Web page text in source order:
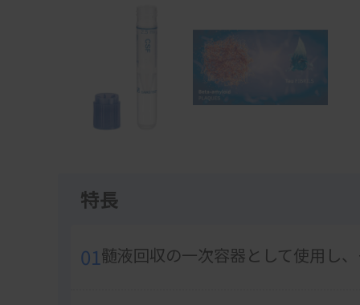
特長
01髄液回収の一次容器として使用し